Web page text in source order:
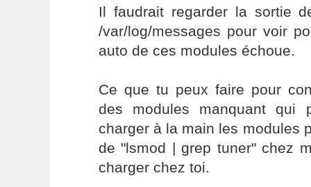
Il faudrait regarder la sortie
/var/log/messages pour voir
auto de ces modules échoue.
Ce que tu peux faire pour
des modules manquant qui
charger à la main les modules
de "lsmod | grep tuner" chez
charger chez toi.